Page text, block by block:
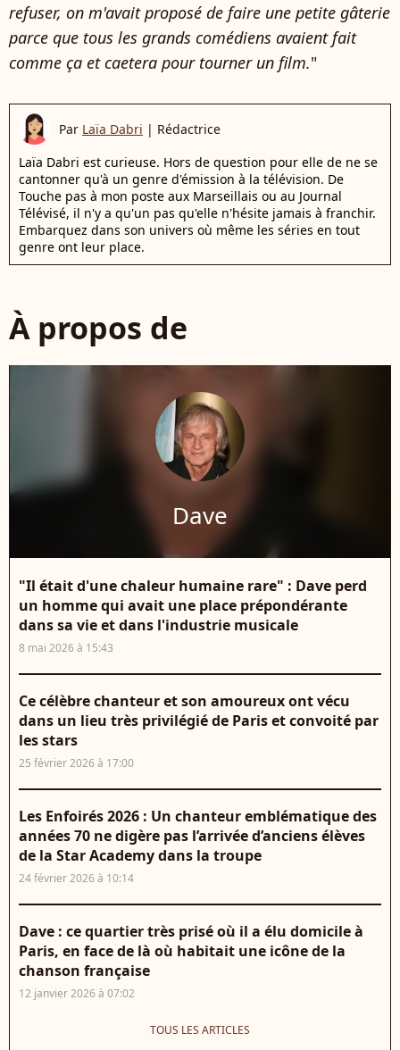
refuser, on m'avait proposé de faire une petite gâterie
parce que tous les grands comédiens avaient fait
comme ça et caetera pour tourner un film."
Par Laïa Dabri | Rédactrice
Laïa Dabri est curieuse. Hors de question pour elle de ne se
cantonner qu'à un genre d'émission à la télévision. De
Touche pas à mon poste aux Marseillais ou au Journal
Télévisé, il n'y a qu'un pas qu'elle n'hésite jamais à franchir.
Embarquez dans son univers où même les séries en tout
genre ont leur place.
À propos de
Dave
"Il était d'une chaleur humaine rare" : Dave perd
un homme qui avait une place prépondérante
dans sa vie et dans l'industrie musicale
8 mai 2026 à 15:43
Ce célèbre chanteur et son amoureux ont vécu
dans un lieu très privilégié de Paris et convoité par
les stars
25 février 2026 à 17:00
Les Enfoirés 2026 : Un chanteur emblématique des
années 70 ne digère pas l’arrivée d’anciens élèves
de la Star Academy dans la troupe
24 février 2026 à 10:14
Dave : ce quartier très prisé où il a élu domicile à
Paris, en face de là où habitait une icône de la
chanson française
12 janvier 2026 à 07:02
TOUS LES ARTICLES